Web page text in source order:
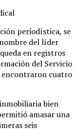
periodística, se
del líder
en registros
del Servicio
encontraron cuatro
bien
amasar una
seis